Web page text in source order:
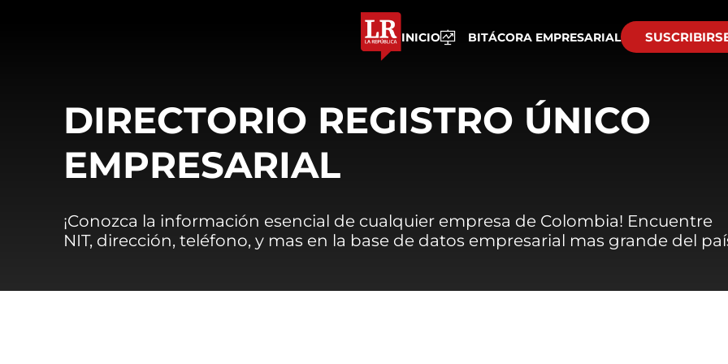
INICIO BITÁCORA EMPRESARIAL
DIRECTORIO REGISTRO ÚNICO
EMPRESARIAL
¡Conozca la información esencial de cualquier empresa de Colombia! Encuentre
NIT, dirección, teléfono, y mas en la base de datos empresarial mas grande del